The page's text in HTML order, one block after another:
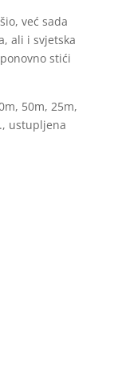
već sada
ali i svjetska
stići
50m, 25m,
ustupljena